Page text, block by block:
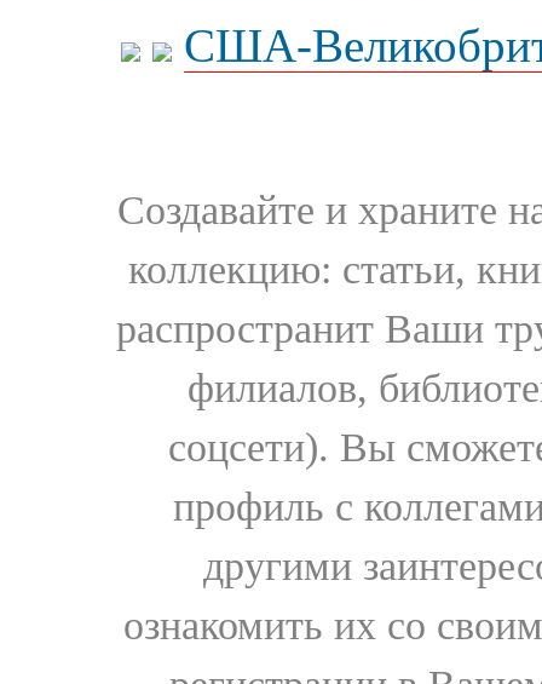
США-
Создавайте и храните
коллекцию: статьи,
распространит Ваши
филиалов,
соцсети). Вы
профиль с
другими
ознакомить их со